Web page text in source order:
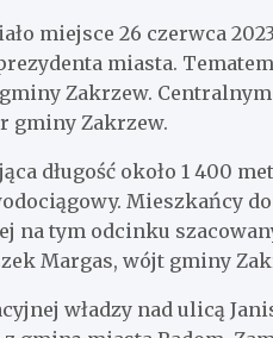
miejsce 26 czerwca
miasta.
Zakrzew.
gminy Zakrzew.
długość około 1 400
Mieszkańcy
na tym odcinku
Margas, wójt gminy
władzy nad ulicą